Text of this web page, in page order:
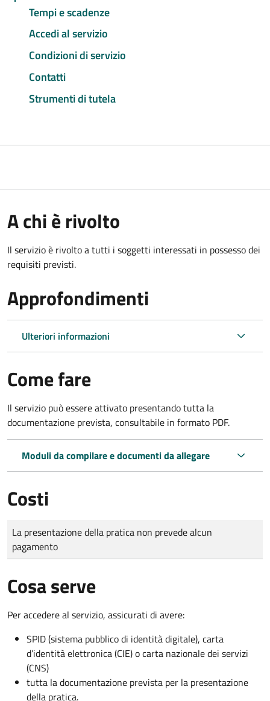
Tempi e scadenze
Accedi al servizio
Condizioni di servizio
Contatti
Strumenti di tutela
A chi è rivolto
Il servizio è rivolto a tutti i soggetti interessati in possesso dei
requisiti previsti.
Approfondimenti
Ulteriori informazioni
Come fare
Il servizio può essere attivato presentando tutta la
documentazione prevista, consultabile in formato PDF.
Moduli da compilare e documenti da allegare
Costi
Tipo di pagamento
Importo
La presentazione della pratica non prevede alcun
pagamento
Cosa serve
Per accedere al servizio, assicurati di avere:
SPID (sistema pubblico di identità digitale), carta
d’identità elettronica (CIE) o carta nazionale dei servizi
(CNS)
tutta la documentazione prevista per la presentazione
della pratica.